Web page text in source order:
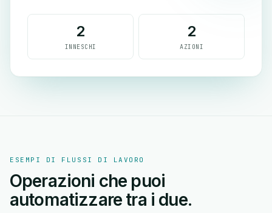
2
INNESCHI
2
AZIONI
ESEMPI DI FLUSSI DI LAVORO
Operazioni che puoi
automatizzare tra i due.